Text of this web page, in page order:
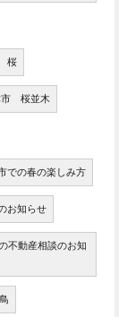
桜
市 桜並木
での春の楽しみ方
お知らせ
不動産相談のお知